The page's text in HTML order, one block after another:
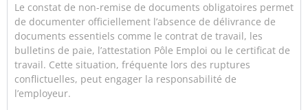
Le constat de non-remise de documents obligatoires permet
de documenter officiellement l’absence de délivrance de
documents essentiels comme le contrat de travail, les
bulletins de paie, l’attestation Pôle Emploi ou le certificat de
travail. Cette situation, fréquente lors des ruptures
conflictuelles, peut engager la responsabilité de
l’employeur.